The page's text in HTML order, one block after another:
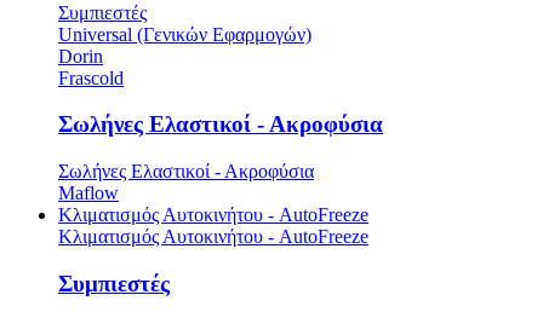
Συμπιεστές
Universal (Γενικών Εφαρμογών)
Dorin
Frascold
Σωλήνες Ελαστικοί - Ακροφύσια
Σωλήνες Ελαστικοί - Ακροφύσια
Maflow
Κλιματισμός Αυτοκινήτου - AutoFreeze
Κλιματισμός Αυτοκινήτου - AutoFreeze
Συμπιεστές